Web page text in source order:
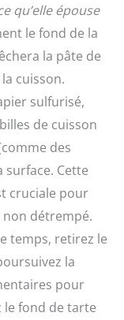
qu’elle épouse
le fond de la
la pâte de
cuisson.
sulfurisé,
de cuisson
des
Cette
cruciale pour
détrempé.
temps, retirez le
la
pour
le fond de tarte